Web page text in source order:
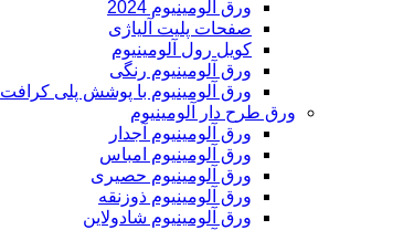
ورق آلومینیوم 2024
صفحات پلیت آلیاژی
کویل رول آلومینیوم
ورق‌ آلومینیوم رنگی
ورق آلومینیوم با پوشش پلی کرافت
ورق طرح دار آلومینیوم
ورق آلومینیوم آجدار
ورق آلومینیوم امباس
ورق آلومینیوم حصیری
ورق آلومینیوم ذوزنقه
ورق آلومینیوم شادولاین